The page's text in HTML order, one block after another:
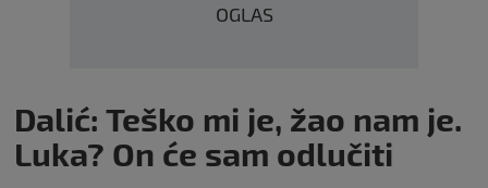
OGLAS
Dalić: Teško mi je, žao nam je.
Luka? On će sam odlučiti